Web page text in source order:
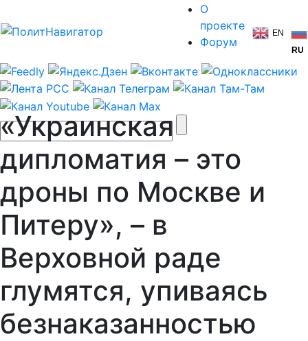
О
проекте
Форум
EN
RU
«Украинская
дипломатия – это
дроны по Москве и
Питеру», – в
Верховной раде
глумятся, упиваясь
безнаказанностью